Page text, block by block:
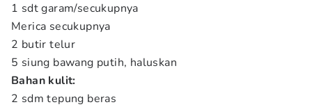
1 sdt garam/secukupnya
Merica secukupnya
2 butir telur
5 siung bawang putih, haluskan
Bahan kulit:
2 sdm tepung beras